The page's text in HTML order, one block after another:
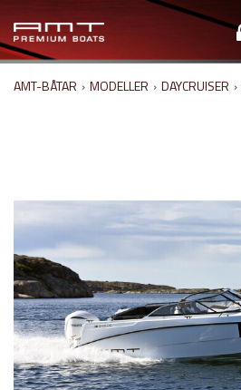
AMT-BÅTAR › MODELLER › DAYCRUISER ›